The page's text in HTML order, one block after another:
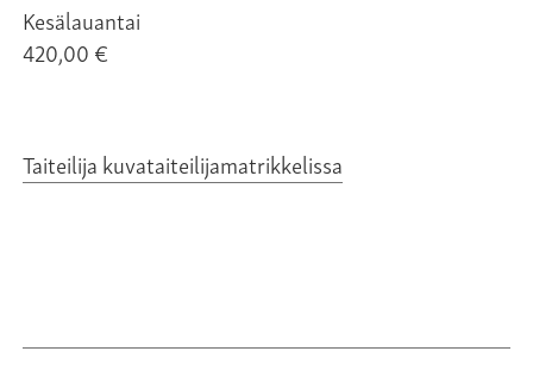
Kesälauantai
420,00 €
Taiteilija kuvataiteilijamatrikkelissa